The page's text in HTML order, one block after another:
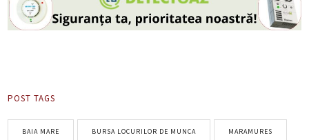
POST TAGS
BAIA MARE BURSA LOCURILOR DE MUNCA MARAMURES